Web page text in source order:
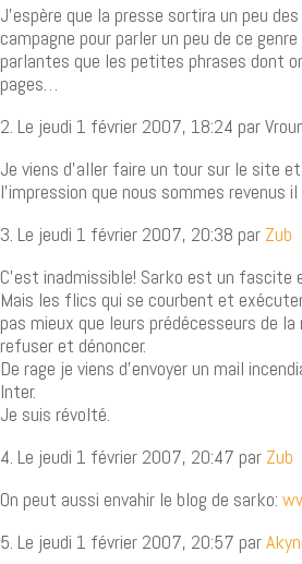
J’espère que la presse sortira un peu
campagne pour parler un peu de ce
parlantes que les petites phrases dont
pages…
2. Le jeudi 1 février 2007, 18:24 par
Je viens d’aller faire un tour sur le site
l’impression que nous sommes revenus
3. Le jeudi 1 février 2007, 20:38 par Zub
C’est inadmissible! Sarko est un fascite
Mais les flics qui se courbent et
pas mieux que leurs prédécesseurs de
refuser et dénoncer.
De rage je viens d’envoyer un mail
Inter.
Je suis révolté.
4. Le jeudi 1 février 2007, 20:47 par Zub
On peut aussi envahir le blog de sarko:
5. Le jeudi 1 février 2007, 20:57 par